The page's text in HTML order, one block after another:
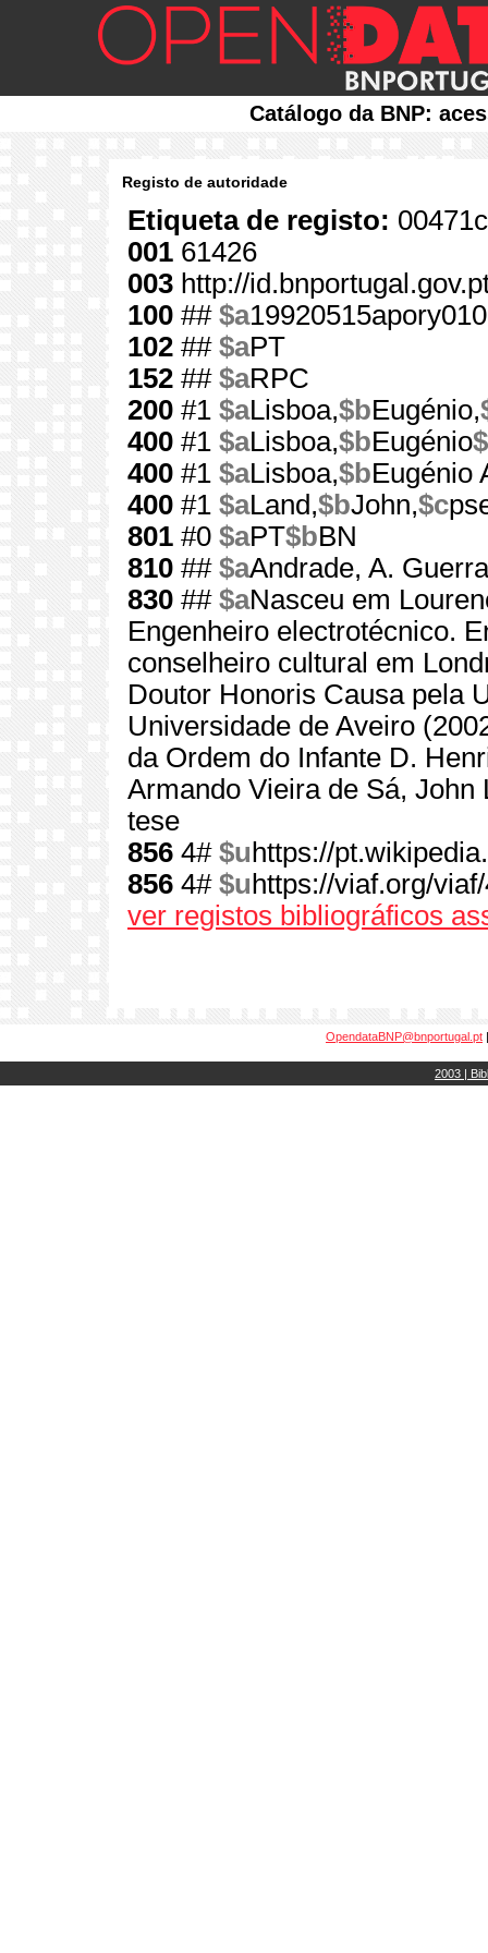
Catálogo da BNP:
Registo de autoridade
Etiqueta de registo:
001 61426
003 http://
100 ## $a
102 ## $aPT
152 ## $aRPC
200 #1 $aLisboa,$bEugénio,
400 #1 $aLisboa,$bEugénio
400 #1 $aLisboa,$bEugénio
400 #1 $aLand,$bJohn,$c
801 #0 $aPT$bBN
810 ## $aAndrade, A.
830 ## $aNasceu em
Engenheiro electrotécnico.
conselheiro cultural em
Doutor Honoris Causa pela
Universidade de Aveiro
da Ordem do Infante D.
Armando Vieira de Sá, John
tese
856 4# $u https://
856 4# $u https://viaf.org/
ver registos bibliográficos
OpendataBNP@bnportugal.pt
2003 |